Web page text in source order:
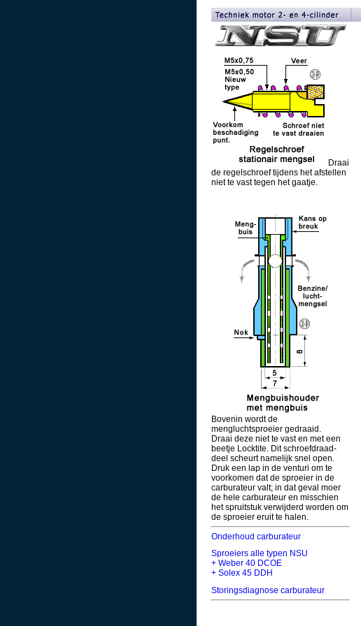
Draai
de regelschroef tijdens het afstellen
niet te vast tegen het gaatje.
Bovenin wordt de
mengluchtsproeier gedraaid.
Draai deze niet te vast en met een
beetje Locktite. Dit schroefdraad-
deel scheurt namelijk snel open.
Druk een lap in de venturi om te
voorkomen dat de sproeier in de
carburateur valt; in dat geval moer
de hele carburateur en misschien
het spruitstuk verwijderd worden om
de sproeier eruit te halen.
Onderhoud carburateur
Sproeiers alle typen NSU
+ Weber 40 DCOE
+ Solex 45 DDH
Storingsdiagnose carburateur